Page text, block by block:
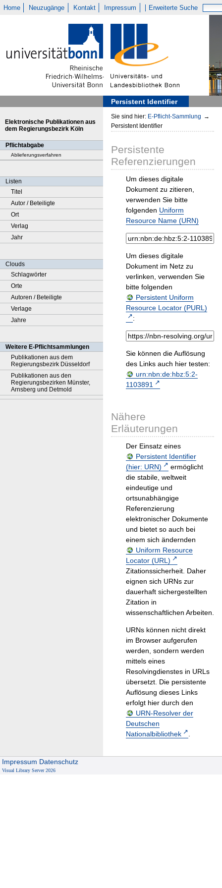
Home Neuzugänge Kontakt Impressum Erweiterte Suche
Persistent Identifier
Elektronische Publikationen aus
dem Regierungsbezirk Köln
Pflichtabgabe
Ablieferungsverfahren
Listen
Titel
Autor / Beteiligte
Ort
Verlag
Jahr
Clouds
Schlagwörter
Orte
Autoren / Beteiligte
Verlage
Jahre
Weitere E-Pflichtsammlungen
Publikationen aus dem
Regierungsbezirk Düsseldorf
Publikationen aus den
Regierungsbezirken Münster,
Arnsberg und Detmold
Sie sind hier: E-Pflicht-Sammlung →
Persistent Identifier
Persistente
Referenzierungen
Um dieses digitale
Dokument zu zitieren,
verwenden Sie bitte
folgenden Uniform
Resource Name (URN)
Um dieses digitale
Dokument im Netz zu
verlinken, verwenden Sie
bitte folgenden
Persistent Uniform
Resource Locator (PURL)
:
Sie können die Auflösung
des Links auch hier testen:
urn:nbn:de:hbz:5:2-
1103891
Nähere
Erläuterungen
Der Einsatz eines
Persistent Identifier
(hier: URN)
ermöglicht
die stabile, weltweit
eindeutige und
ortsunabhängige
Referenzierung
elektronischer Dokumente
und bietet so auch bei
einem sich ändernden
Uniform Resource
Locator (URL)
Zitationssicherheit. Daher
eignen sich URNs zur
dauerhaft sichergestellten
Zitation in
wissenschaftlichen Arbeiten.
URNs können nicht direkt
im Browser aufgerufen
werden, sondern werden
mittels eines
Resolvingdienstes in URLs
übersetzt. Die persistente
Auflösung dieses Links
erfolgt hier durch den
URN-Resolver der
Deutschen
Nationalbibliothek
.
Impressum Datenschutz
Visual Library Server 2026